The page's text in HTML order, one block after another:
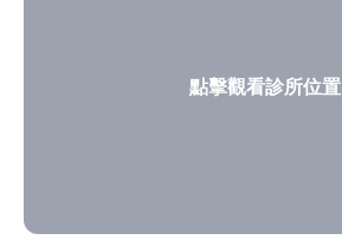
點擊觀看診所位置